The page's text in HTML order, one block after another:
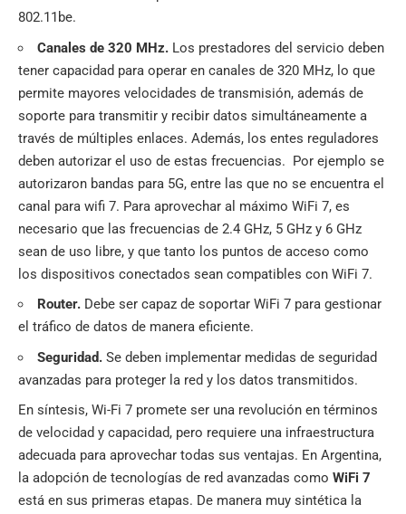
802.11be.
Canales de 320 MHz. Los prestadores del servicio deben
tener capacidad para operar en canales de 320 MHz, lo que
permite mayores velocidades de transmisión, además de
soporte para transmitir y recibir datos simultáneamente a
través de múltiples enlaces. Además, los entes reguladores
deben autorizar el uso de estas frecuencias. Por ejemplo se
autorizaron bandas para 5G, entre las que no se encuentra el
canal para wifi 7. Para aprovechar al máximo WiFi 7, es
necesario que las frecuencias de 2.4 GHz, 5 GHz y 6 GHz
sean de uso libre, y que tanto los puntos de acceso como
los dispositivos conectados sean compatibles con WiFi 7.
Router. Debe ser capaz de soportar WiFi 7 para gestionar
el tráfico de datos de manera eficiente.
Seguridad. Se deben implementar medidas de seguridad
avanzadas para proteger la red y los datos transmitidos.
En síntesis, Wi-Fi 7 promete ser una revolución en términos
de velocidad y capacidad, pero requiere una infraestructura
adecuada para aprovechar todas sus ventajas. En Argentina,
la adopción de tecnologías de red avanzadas como WiFi 7
está en sus primeras etapas. De manera muy sintética la